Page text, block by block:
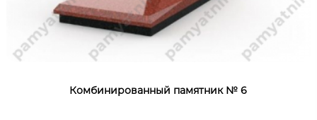
Комбинированный памятник № 6